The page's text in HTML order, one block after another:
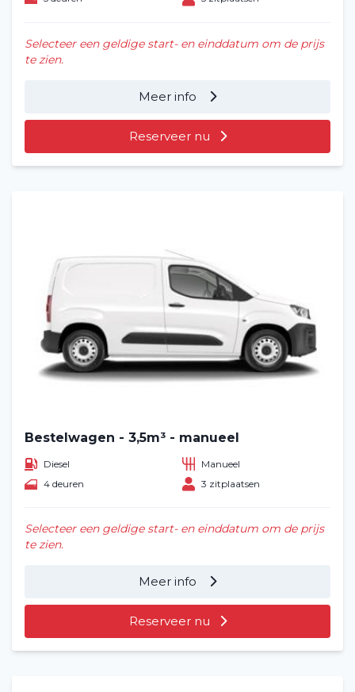
Selecteer een geldige start- en einddatum om de prijs
te zien.
Meer info
Reserveer nu
Bestelwagen - 3,5m³ - manueel
Diesel
Manueel
4 deuren
3 zitplaatsen
Selecteer een geldige start- en einddatum om de prijs
te zien.
Meer info
Reserveer nu